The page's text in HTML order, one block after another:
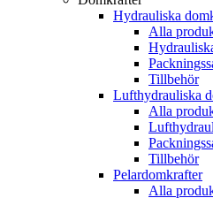
Hydrauliska
Alla
Tillbehör
Lufthydrauliska
Alla
Tillbehör
Pelardomkrafter
Alla